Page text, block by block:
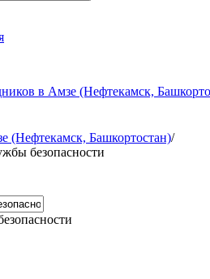
в Амзе (Нефтекамск,
(Нефтекамск, Башкортостан)/
безопасности